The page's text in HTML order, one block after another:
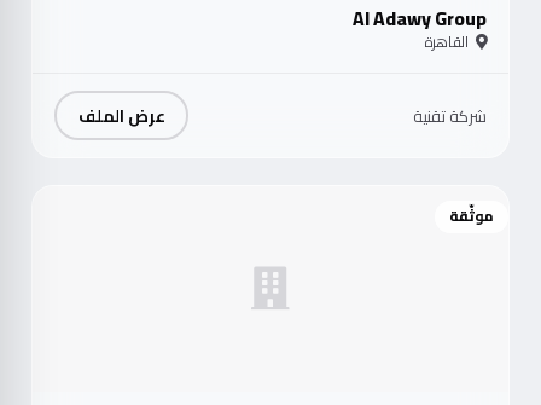
Al Adawy Group
القاهرة
شركة تقنية عرض الملف
موثّقة